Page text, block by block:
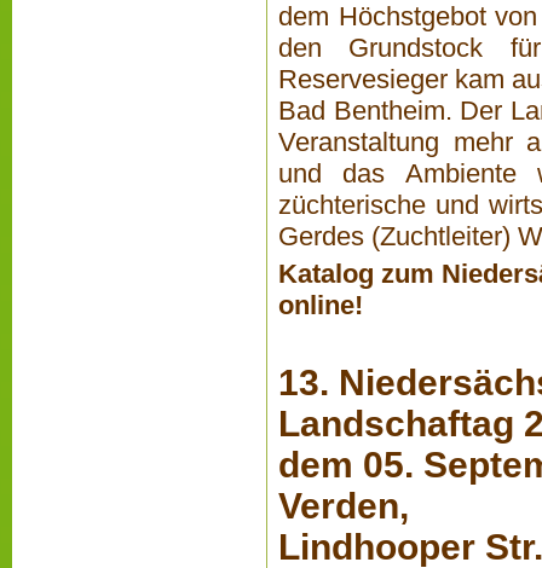
dem Höchstgebot
den Grundstock
Reservesieger kam
Bad Bentheim. Der
Veranstaltung mehr
und das Ambiente
züchterische und
Gerdes (Zuchtleiter)
Katalog zum
online!
13.
Landschaftag
dem 05.
Verden,
Lindhooper